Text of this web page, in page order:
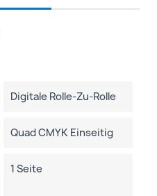
Digitale Rolle-Zu-Rolle
Quad CMYK Einseitig
1 Seite